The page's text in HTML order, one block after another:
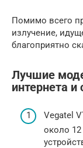
Помимо всего
излучение,
благоприятно
Лучшие
интернета и
Vegatel
около